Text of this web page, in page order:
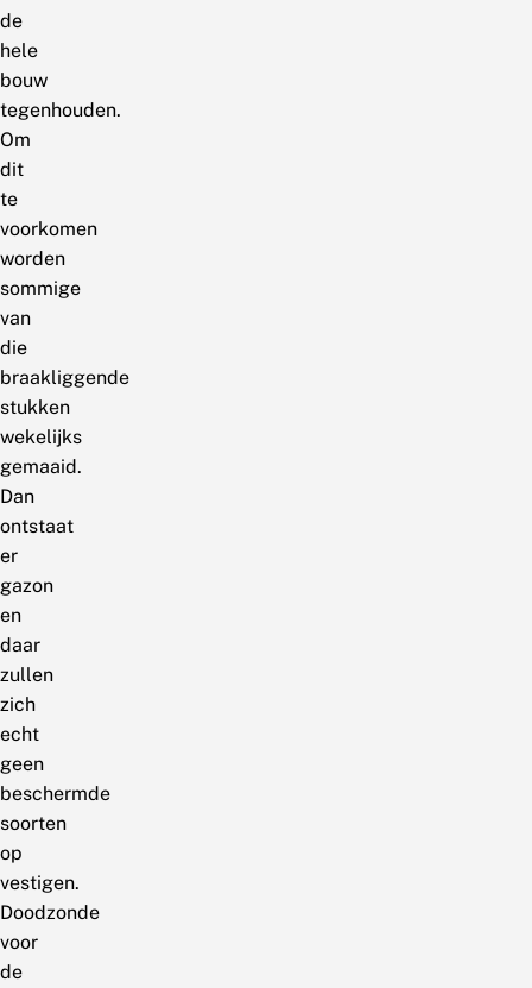
de
hele
bouw
tegenhouden.
Om
dit
te
voorkomen
worden
sommige
van
die
braakliggende
stukken
wekelijks
gemaaid.
Dan
ontstaat
er
gazon
en
daar
zullen
zich
echt
geen
beschermde
soorten
op
vestigen.
Doodzonde
voor
de